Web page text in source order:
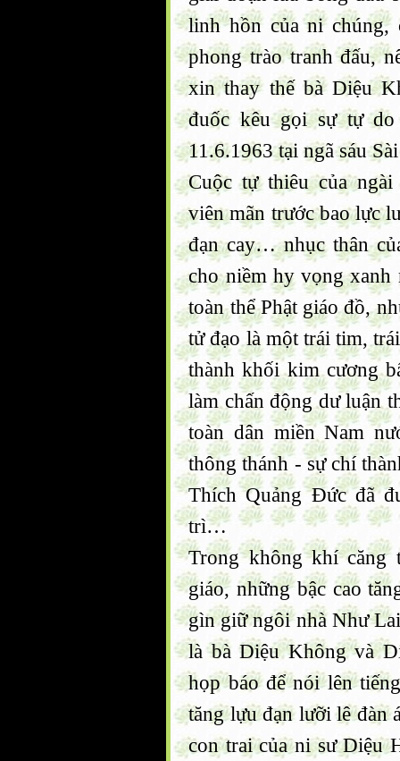
linh hồn của ni chúng,
phong trào tranh đấu,
xin thay thế bà Diệu
đuốc kêu gọi sự tự
11.6.1963 tại ngã sáu
Cuộc tự thiêu của
viên mãn trước bao lực
đạn cay… nhục thân
cho niềm hy vọng xanh
toàn thể Phật giáo đồ,
tử đạo là một trái tim,
thành khối kim cương
làm chấn động dư luận
toàn dân miền Nam
thông thánh - sự chí
Thích Quảng Đức đã
trì…
Trong không khí căng
giáo, những bậc cao
gìn giữ ngôi nhà Như
là bà Diệu Không và
họp báo để nói lên
tăng lựu đạn lưỡi lê đàn
con trai của ni sư Diệu